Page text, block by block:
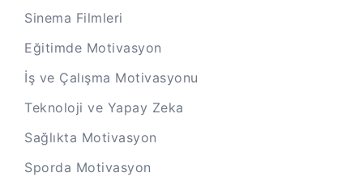
Sinema Filmleri
Eğitimde Motivasyon
İş ve Çalışma Motivasyonu
Teknoloji ve Yapay Zeka
Sağlıkta Motivasyon
Sporda Motivasyon